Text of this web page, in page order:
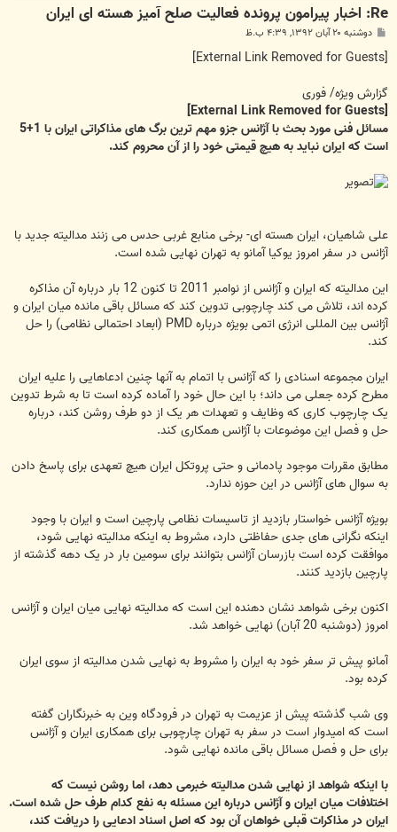
Re: اخبار پیرامون پرونده فعالیت صلح آمیز هسته ای ایران
پ
ت
دوشنبه ۲۰ آبان ۱۳۹۲, ۴:۳۹ ب.ظ
گزارش ویژه/ فوری
مسائل فنی مورد بحث با آژانس جزو مهم ترین برگ های مذاکراتی ایران با 1+5
است که ایران نباید به هیچ قیمتی خود را از آن محروم کند.
علی شاهیان، ایران هسته ای- برخی منابع غربی حدس می زنند مدالیته جدید با
آژانس در سفر امروز یوکیا آمانو به تهران نهایی شده است.
این مدالیته که ایران و آژانس از نوامبر 2011 تا کنون 12 بار درباره آن مذاکره
کرده اند، تلاش می کند چارچوبی تدوین کند که مسائل باقی مانده میان ایران و
آژانس بین المللی انرژی اتمی بویژه درباره PMD (ابعاد احتمالی نظامی) را حل
کند.
ایران مجموعه اسنادی را که آژانس با اتمام به آنها چنین ادعاهایی را علیه ایران
مطرح کرده جعلی می داند؛ با این حال خود را آماده کرده است تا به شرط تدوین
یک چارچوب کاری که وظایف و تعهدات هر یک از دو طرف روشن کند، درباره
حل و فصل این موضوعات با آژانس همکاری کند.
مطابق مقررات موجود پادمانی و حتی پروتکل ایران هیچ تعهدی برای پاسخ دادن
به سوال های آژانس در این حوزه ندارد.
بویژه آژانس خواستار بازدید از تاسیسات نظامی پارچین است و ایران با وجود
اینکه نگرانی های جدی حفاظتی دارد، مشروط به اینکه مدالیته نهایی شود،
موافقت کرده است بازرسان آژانس بتوانند برای سومین بار در یک دهه گذشته از
پارچین بازدید کنند.
اکنون برخی شواهد نشان دهنده این است که مدالیته نهایی میان ایران و آژانس
امروز (دوشنبه 20 آبان) نهایی خواهد شد.
آمانو پیش تر سفر خود به ایران را مشروط به نهایی شدن مدالیته از سوی ایران
کرده بود.
وی شب گذشته پیش از عزیمت به تهران در فرودگاه وین به خبرنگاران گفته
است که امیدوار است در سفر به تهران چارچوبی برای همکاری ایران و آژانس
برای حل و فصل مسائل باقی مانده نهایی شود.
با اینکه شواهد از نهایی شدن مدالیته خبرمی دهد، اما روشن نیست که
اختلافات میان ایران و آژانس درباره این مسئله به نفع کدام طرف حل شده است.
ایران در مذاکرات قبلی خواهان آن بود که اصل اسناد ادعایی را دریافت کند،